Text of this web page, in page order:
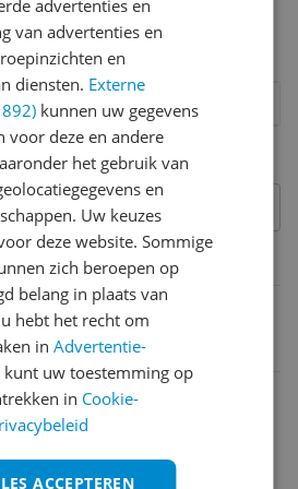
kenmerken
8
7
6
5
Vraag 1 van 4
advertenties en
van advertenties en
en
diensten. Externe
kunnen uw gegevens
voor deze en andere
het gebruik van
en
Uw keuzes
deze website. Sommige
zich beroepen op
belang in plaats van
hebt het recht om
inAdvertentie-
kunt uw toestemming op
in Cookie-
ACCEPTEREN